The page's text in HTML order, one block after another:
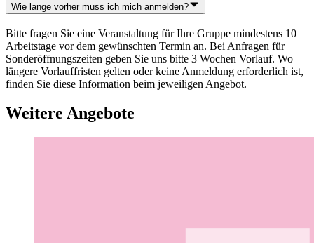
Wie lange vorher muss ich mich anmelden?
Bitte fragen Sie eine Veranstaltung für Ihre Gruppe mindestens 10
Arbeitstage vor dem gewünschten Termin an. Bei Anfragen für
Sonderöffnungszeiten geben Sie uns bitte 3 Wochen Vorlauf. Wo
längere Vorlauffristen gelten oder keine Anmeldung erforderlich ist,
finden Sie diese Information beim jeweiligen Angebot.
Weitere Angebote